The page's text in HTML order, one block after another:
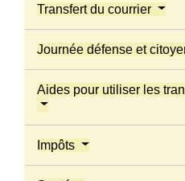
Transfert du courrier
Journée défense et
Aides pour utiliser les
Impôts